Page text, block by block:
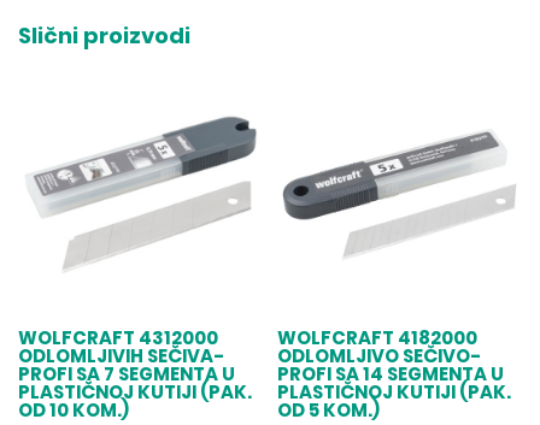
Slični proizvodi
WOLFCRAFT 4312000
ODLOMLJIVIH SEČIVA-
PROFI SA 7 SEGMENTA U
PLASTIČNOJ KUTIJI (PAK.
OD 10 KOM.)
WOLFCRAFT 4182000
ODLOMLJIVO SEČIVO-
PROFI SA 14 SEGMENTA U
PLASTIČNOJ KUTIJI (PAK.
OD 5 KOM.)